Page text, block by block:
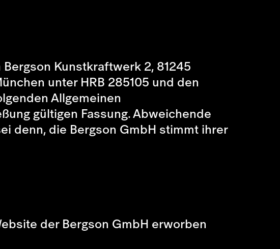
Kunstkraftwerk 2, 81245
unter HRB 285105 und den
Allgemeinen
gültigen Fassung. Abweichende
denn, die Bergson GmbH stimmt ihrer
der Bergson GmbH erworben